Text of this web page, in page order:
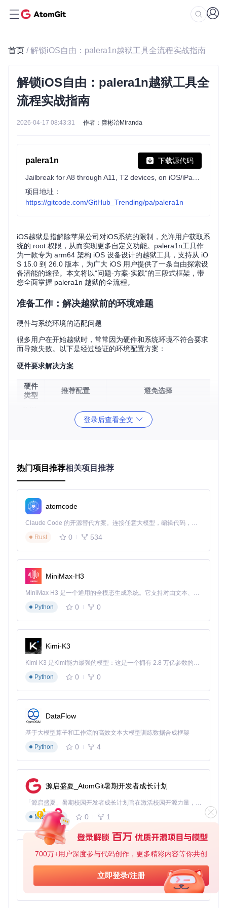
700万+用户深度参与代码创作，更多精彩内容等你共创
立即登录/注册
首页 / 解锁iOS自由：palera1n越狱工具全流程实战指南
解锁iOS自由：palera1n越狱工具全
流程实战指南
2026-04-17 08:43:31 作者：廉彬冶Miranda
palera1n 下载源代码
项目地址：
https://gitcode.com/GitHub_Trending/pa/palera1n
iOS越狱是指解除苹果公司对iOS系统的限制，允许用户获取系
统的 root 权限，从而实现更多自定义功能。palera1n工具作
为一款专为 arm64 架构 iOS 设备设计的越狱工具，支持从 iO
S 15.0 到 26.0 版本，为广大 iOS 用户提供了一条自由探索设
备潜能的途径。本文将以"问题-方案-实践"的三段式框架，带
您全面掌握 palera1n 越狱的全流程。
准备工作：解决越狱前的环境难题
硬件与系统环境的适配问题
很多用户在开始越狱时，常常因为硬件和系统环境不符合要求
而导致失败。以下是经过验证的环境配置方案：
硬件要求解决方案
硬件
类型
推荐配置 避免选择
USB - A 数据线 非原装或损坏的数据线
CPU Intel 处理器
低）
连接
方式
直接连接电脑 U
SB 端口
B 集线器连接
存储空间需求方案
越狱模式
间
Rootful
5 - 10GB 额
项目获取与编译的操作指南
操作目标：获取 palera1n 项目代码并完成编译执行方法：
打开终端，输入以下命令克隆项目：
git clone
执行编译命令：
ra1n。
实战步骤：定制化越狱方案的实施
两种越狱模式的选择与操作
面对不同的使用需求，palera1n 提供了两种越狱模式，您可以
根据自己的实际情况选择合适的方案。
Rootless 模式（轻量级越狱）
适用场景：日常使用，不需要修改系统文件；安全需求较
：使用 Rootless 模式完成越狱
：在终端中输入命令：
登录后查看全文
热门项目推荐相关项目推荐
atomcode
Claude Code 的开源替代方案。连接任意大模型，编辑代码，运行命令，自动验证 — 全自动执行。用 Rust 构建，极致性能。 ｜ An open-source alternative to Claude Code. Connect any LLM, edit code, run commands, and verify changes — autonomously. Built in Rust for speed. Get Started
Rust
0 534
MiniMax-H3
MiniMax H3 是一个通用的全模态生成系统。它支持对由文本、图像、视频和音频组成的多模态上下文进行统一理解，并能生成分辨率高达 2K、时长可达 15 秒的带原生立体声音频的视频。得益于面向任务泛化的系统设计，H3 在预训练阶段就已具备广泛的多模态上下文理解与生成能力，能够出色地执行复杂的多模态指令。
Python
0 0
Kimi-K3
Kimi K3 是Kimi能力最强的模型：这是一个拥有 2.8 万亿参数的混合专家（MoE）模型，具备原生视觉理解能力，并支持 100 万 token 的上下文窗口。
Python
0 0
DataFlow
基于大模型算子和工作流的高效文本大模型训练数据合成框架
Python
0 4
源启盛夏_AtomGit暑期开发者成长计划
「源启盛夏」暑期校园开发者成长计划旨在激活校园开源力量，通过积分激励、认证扶持、资源倾斜等形式，引导高校组织和开发者完成「入驻 — 建项目 — 做贡献 — 获认证 — 得资源」的完整闭环。无论你是想带领社团入驻平台的组织者，还是希望用代码贡献证明自己的开发者，都能在这里找到属于你的成长路径。
Markdown
0 1
py-xiaozhi
基于Python的Xiaozhi AI，适用于想要完整Xiaozhi体验而无需拥有专用硬件的用户。
Python
0 1